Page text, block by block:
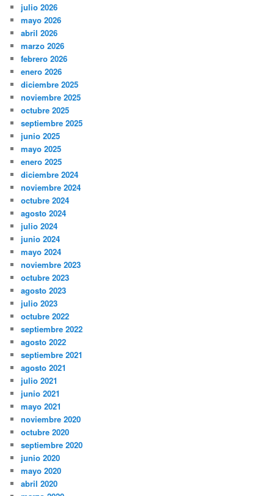
julio 2026
mayo 2026
abril 2026
marzo 2026
febrero 2026
enero 2026
diciembre 2025
noviembre 2025
octubre 2025
septiembre 2025
junio 2025
mayo 2025
enero 2025
diciembre 2024
noviembre 2024
octubre 2024
agosto 2024
julio 2024
junio 2024
mayo 2024
noviembre 2023
octubre 2023
agosto 2023
julio 2023
octubre 2022
septiembre 2022
agosto 2022
septiembre 2021
agosto 2021
julio 2021
junio 2021
mayo 2021
noviembre 2020
octubre 2020
septiembre 2020
junio 2020
mayo 2020
abril 2020